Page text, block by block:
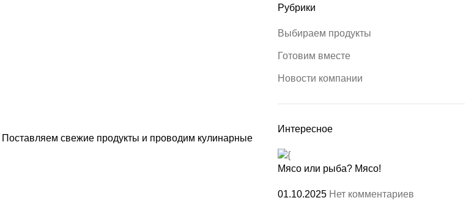
свежие продукты и проводим кулинарные
Рубрики
Выбираем продукты
Готовим вместе
Новости компании
Интересное
Мясо или рыба? Мясо!
01.10.2025 Нет комментариев